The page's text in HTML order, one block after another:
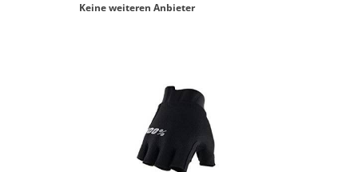
Keine weiteren Anbieter